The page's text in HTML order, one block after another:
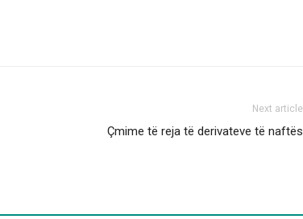
Next article
Çmime të reja të derivateve të naftës